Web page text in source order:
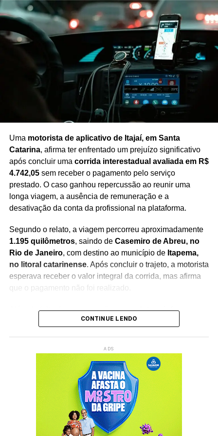
econômico e institucional avancem antes da
intensificação do processo eleitoral.
Com a retomada das atividades, a Assembleia entra em
uma fase decisiva para a apreciação de matérias de
impacto para o estado, em um contexto de maior atenção
às negociações políticas e à definição de pautas
prioritárias até a realização das eleições.
Redação Saiba+
Uma motorista de aplicativo de Itajaí, em Santa
Catarina, afirma ter enfrentado um prejuízo significativo
após concluir uma corrida interestadual avaliada em R$
4.742,05sem receber o pagamento pelo serviço
prestado. O caso ganhou repercussão ao reunir uma
longa viagem, a ausência de remuneração e a
desativação da conta da profissional na plataforma.
Segundo o relato, a viagem percorreu aproximadamente
1.195 quilômetros, saindo de Casemiro de Abreu, no
Rio de Janeiro, com destino ao município de Itapema,
no litoral catarinense. Após concluir o trajeto, a motorista
esperava receber o valor integral da corrida, mas afirma
que o pagamento não foi realizado.
Além da falta de remuneração,a condutora informou
que teve um desconto de R$ 707,95 referente às taxas
sua conta foi desativada, impedindo a continuidade
das atividades como motorista parceira.
O episódio gerou ampla repercussão nas redes sociais e
reacendeu o debate sobrea relação entre motoristas de
aplicativo e plataformas digitais, especialmente em
casos envolvendo pagamentos, bloqueios de contas e
CONTINUE LENDO
ADS